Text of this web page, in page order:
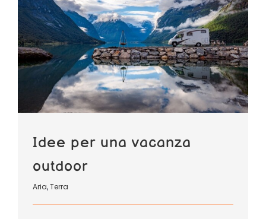
Idee per una vacanza
outdoor
Aria,Terra